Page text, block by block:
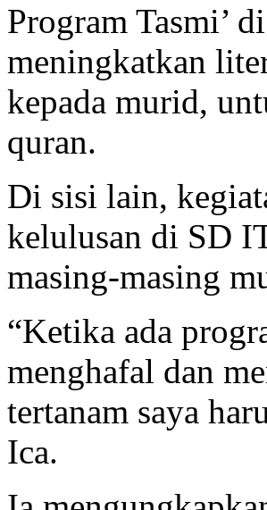
Program Tasmi’
meningkatkan
kepada murid,
quran.
Di sisi lain,
kelulusan di SD
masing-masing
“Ketika ada
menghafal dan
tertanam saya
Ica.